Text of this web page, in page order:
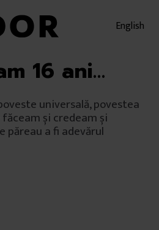
English
16 ani…
universală, povestea
și credeam și
păreau a fi adevărul